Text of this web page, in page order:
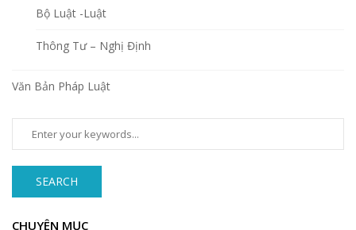
Bộ Luật -Luật
Thông Tư – Nghị Định
Văn Bản Pháp Luật
SEARCH
CHUYÊN MỤC